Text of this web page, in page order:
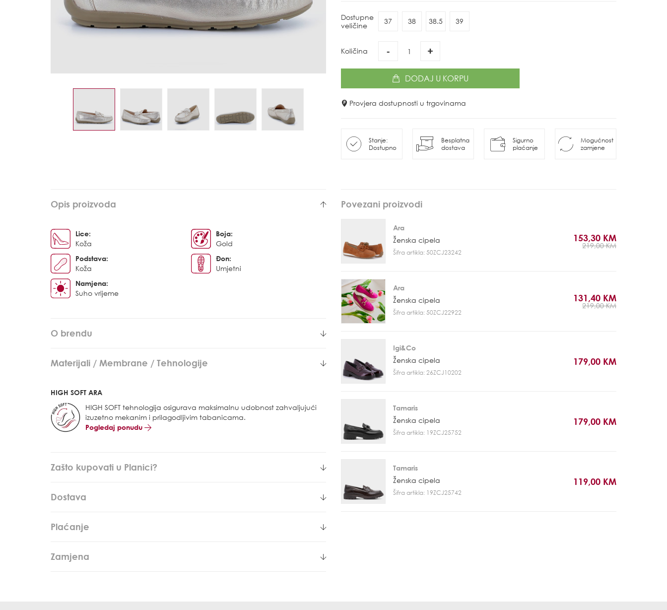
Dostupne
veličine
37 38 38.5 39
Količina - +
DODAJ U KORPU
Provjera dostupnosti u trgovinama
Stanje:
Dostupno
Besplatna
dostava
Sigurno
plaćanje
Mogućnost
zamjene
Opis proizvoda
Lice:
Koža
Boja:
Gold
Podstava:
Koža
Đon:
Umjetni
Namjena:
Suho vrijeme
O brendu
Materijali / Membrane / Tehnologije
HIGH SOFT ARA
HIGH SOFT tehnologija osigurava maksimalnu udobnost zahvaljujući
izuzetno mekanim i prilagodljivim tabanicama.
Pogledaj ponudu
Zašto kupovati u Planici?
Dostava
Plaćanje
Zamjena
Povezani proizvodi
Ara
Ženska cipela
Šifra artikla: 50ZCJ23242
153,30 KM
219,00 KM
Ara
Ženska cipela
Šifra artikla: 50ZCJ22922
131,40 KM
219,00 KM
Igi&Co
Ženska cipela
Šifra artikla: 26ZCJ10202
179,00 KM
Tamaris
Ženska cipela
Šifra artikla: 19ZCJ25752
179,00 KM
Tamaris
Ženska cipela
Šifra artikla: 19ZCJ25742
119,00 KM